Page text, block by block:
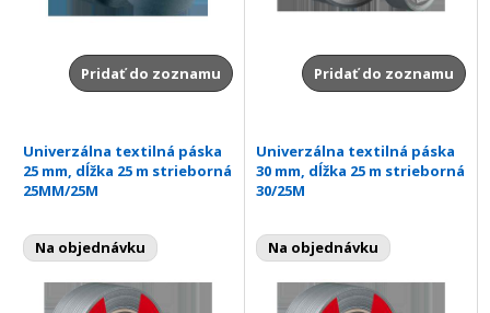
Pridať do zoznamu Pridať do zoznamu
Univerzálna textilná páska
25 mm, dĺžka 25 m strieborná
25MM/25M
Na objednávku
Univerzálna textilná páska
30 mm, dĺžka 25 m strieborná
30/25M
Na objednávku